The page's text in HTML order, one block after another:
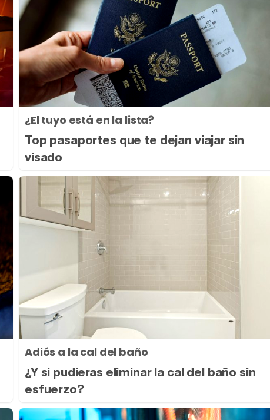
¿El tuyo está en la lista?
Top pasaportes que te dejan viajar sin
visado
Adiós a la cal del baño
¿Y si pudieras eliminar la cal del baño sin
esfuerzo?